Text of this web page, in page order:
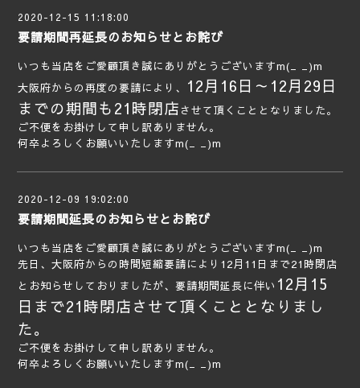
2020-12-15 11:18:00
要請期間再延長のお知らせとお詫び
いつも当店をご愛顧頂き誠にありがとうございますm(_ _)m
大阪府からの再度の要請により、
12月16日～12月29日
までの期間も21時閉店 させて頂くこととなりました。
ご不便をお掛けして申し訳ありません。
何卒よろしくお願いいたしますm(_ _)m
2020-12-09 19:02:00
要請期間延長のお知らせとお詫び
いつも当店をご愛顧頂き誠にありがとうございますm(_ _)m
先日、大阪府からの時間短縮要請により12月11日まで21時閉店
とお知らせしておりましたが、要請期間延長に伴い 12月15
日まで21時閉店させて頂くこととなりまし
た。
ご不便をお掛けして申し訳ありません。
何卒よろしくお願いいたしますm(_ _)m